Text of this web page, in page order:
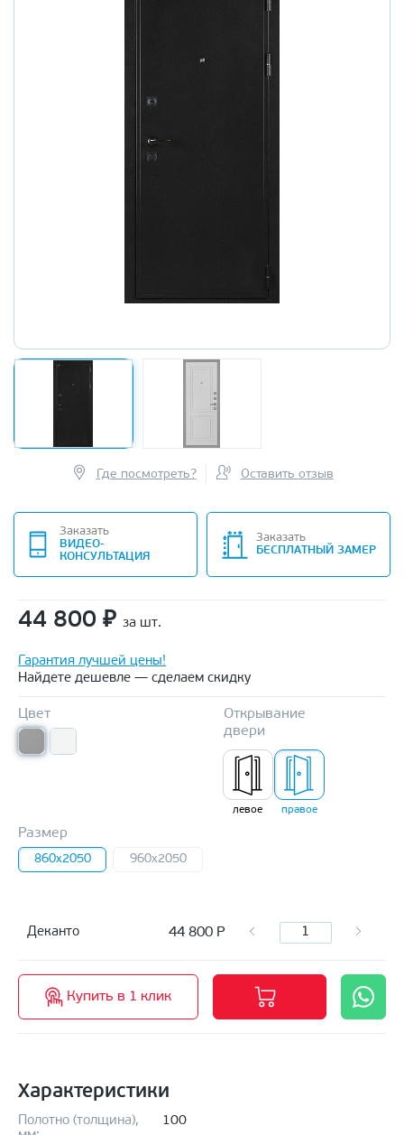
Где посмотреть? Оставить отзыв
Заказать
ВИДЕО-
КОНСУЛЬТАЦИЯ
Заказать
БЕСПЛАТНЫЙ ЗАМЕР
44 800 ₽ за шт.
Гарантия лучшей цены!
Найдете дешевле — сделаем скидку
Цвет
Открывание
двери
левое правое
Размер
860x2050 960x2050
Деканто 44 800 Р
Купить в 1 клик
Характеристики
Полотно (толщина),
100